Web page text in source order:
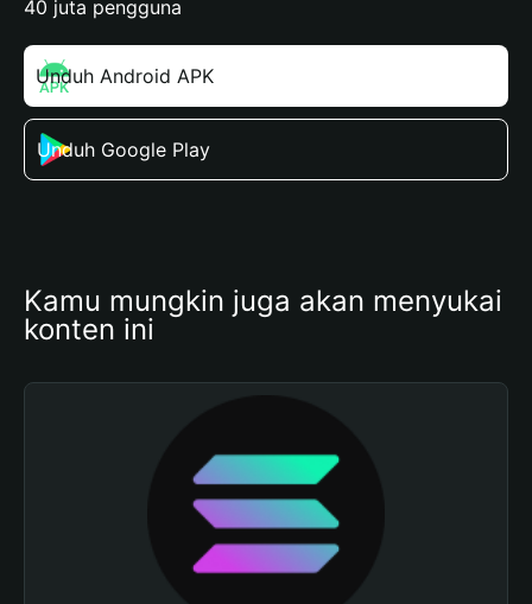
40 juta pengguna
Unduh Android APK
Unduh Google Play
Kamu mungkin juga akan menyukai
konten ini